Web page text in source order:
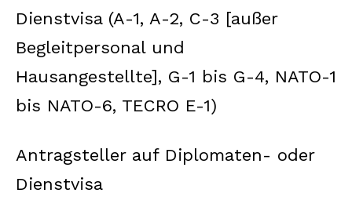
Dienstvisa (A-1, A-2, C-3 [außer
Begleitpersonal und
Hausangestellte], G-1 bis G-4, NATO-1
bis NATO-6, TECRO E-1)
Antragsteller auf Diplomaten- oder
Dienstvisa